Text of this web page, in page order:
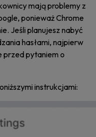
mają problemy z
ponieważ Chrome
Jeśli planujesz nabyć
hasłami, najpierw
przed pytaniem o
instrukcjami: